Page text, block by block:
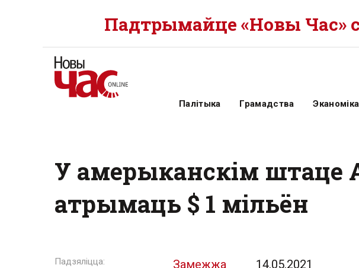
Падтрымайце «Новы Час»
Палітыка Грамадства Эканоміка
У амерыканскім штаце
атрымаць $ 1 мільён
Замежжа 14.05.2021